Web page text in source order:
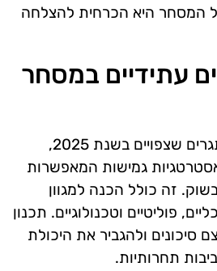
המסחר היא הכרחית להצלחה
עתידיים במסחר
כדי להתמודד עם האתגרים שצפויים בשנת 2025,
גמישות המאפשרות
זה כולל הכנה למגוון
פוליטיים וטכנולוגיים. תכנון
סיכונים ולהגביר את היכולת
תחרותיות.